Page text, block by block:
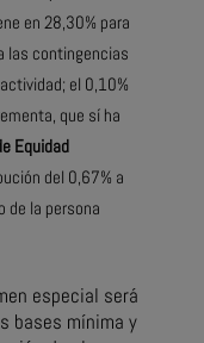
en 28,30% para
las contingencias
el 0,10%
que sí ha
Equidad
del 0,67% a
de la persona
especial será
bases mínima y